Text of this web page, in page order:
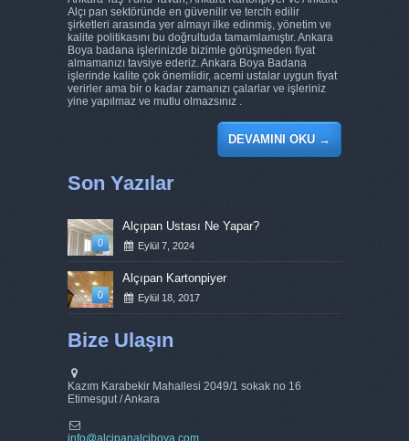
Alçı pan sektöründe en güvenilir ve tercih edilir
şirketleri arasında yer almayı ilke edinmiş, yönetim ve
kalite politikasını bu doğrultuda tamamlamıştır. Ankara
Boya badana işlerinizde bizimle görüşmeden fiyat
almamanızı tavsiye ederiz. Ankara Boya Badana
işlerinde kalite çok önemlidir, acemi ustalar uygun fiyat
verirler ama bir o kadar zamanızı çalarlar ve işleriniz
yine yapılmaz ve mutlu olmazsınız .
DEVAMINI OKU→
Son Yazılar
0
Alçıpan Ustası Ne Yapar?
Eylül 7, 2024
0
Alçıpan Kartonpiyer
Eylül 18, 2017
Bize Ulaşın
Kazım Karabekir Mahallesi 2049/1 sokak no 16
Etimesgut / Ankara
info@alcipanalciboya.com